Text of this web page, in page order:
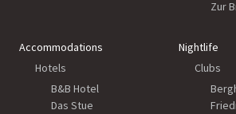
Zur
Accommodations
Hotels
B&B Hotel
Das Stue
Nightlife
Clubs